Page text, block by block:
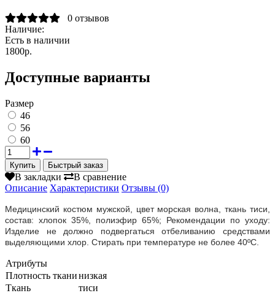
0 отзывов
Наличие:
Есть в наличии
1800р.
Доступные варианты
Размер
46
56
60
Быстрый заказ
В закладки
В сравнение
Описание Характеристики Отзывы (0)
Медицинский костюм мужской, цвет морская волна, ткань тиси,
состав: хлопок 35%, полиэфир 65%; Рекомендации по уходу:
Изделие не должно подвергаться отбеливанию средствами
выделяющими хлор. Стирать при температуре не более 40ºС.
Атрибуты
Плотность тканинизкая
Ткань
тиси